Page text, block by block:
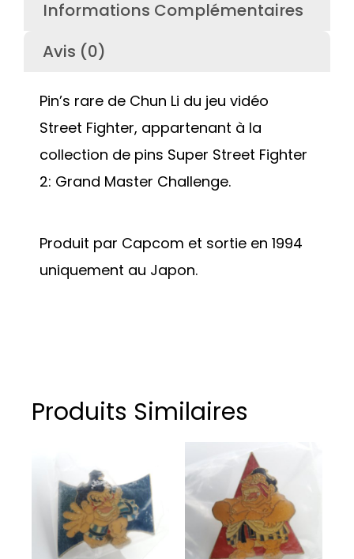
Informations Complémentaires
Avis (0)
Pin’s rare de Chun Li du jeu vidéo
Street Fighter, appartenant à la
collection de pins Super Street Fighter
2: Grand Master Challenge.
Produit par Capcom et sortie en 1994
uniquement au Japon.
Produits Similaires